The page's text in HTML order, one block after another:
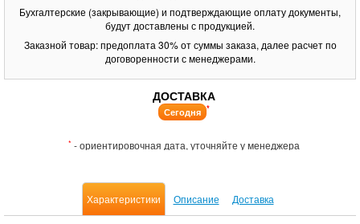
Бухгалтерские (закрывающие) и подтверждающие оплату документы,
будут доставлены с продукцией.
Заказной товар: предоплата 30% от суммы заказа, далее расчет по
договоренности с менеджерами.
ДОСТАВКА
Сегодня *
* - ориентировочная дата, уточняйте у менеджера
Характеристики Описание Доставка